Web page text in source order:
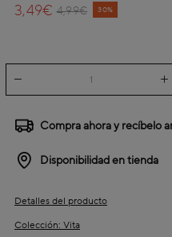
Price reduced from
4,99€
to 30%
3,49€
Compra ahora y recíbelo
Disponibilidad en tienda
Detalles del producto
Colección: Vita